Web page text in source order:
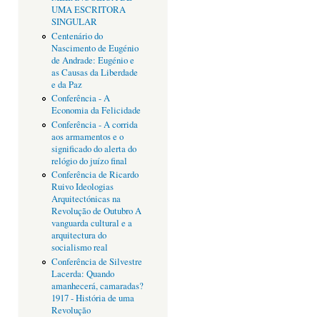
UMA ESCRITORA
SINGULAR
Centenário do
Nascimento de Eugénio
de Andrade: Eugénio e
as Causas da Liberdade
e da Paz
Conferência - A
Economia da Felicidade
Conferência - A corrida
aos armamentos e o
significado do alerta do
relógio do juízo final
Conferência de Ricardo
Ruivo Ideologias
Arquitectónicas na
Revolução de Outubro A
vanguarda cultural e a
arquitectura do
socialismo real
Conferência de Silvestre
Lacerda: Quando
amanhecerá, camaradas?
1917 - História de uma
Revolução